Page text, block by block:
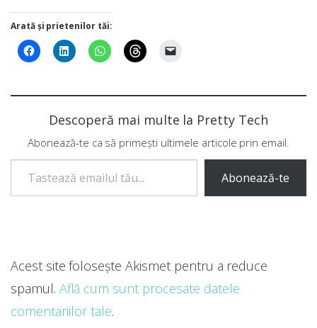
Arată și prietenilor tăi:
Descoperă mai multe la Pretty Tech
Abonează-te ca să primești ultimele articole prin email.
Tastează emailul tău...
Abonează-te
Acest site folosește Akismet pentru a reduce
spamul. Află cum sunt procesate datele
comentariilor tale.